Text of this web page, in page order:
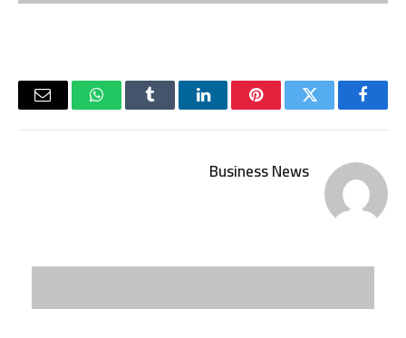
فيسبوكتويتر بينتيريستلينكدإن Tumblr واتسابالبريد
Business News